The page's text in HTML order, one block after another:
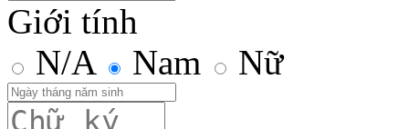
Giới tính
N/A
Nam Nữ